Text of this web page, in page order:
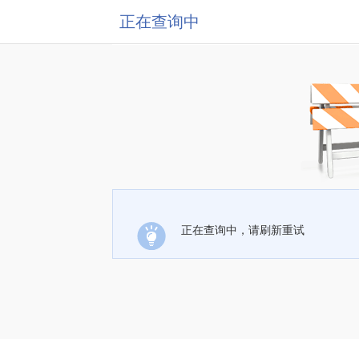
正在查询中
正在查询中，请刷新重试